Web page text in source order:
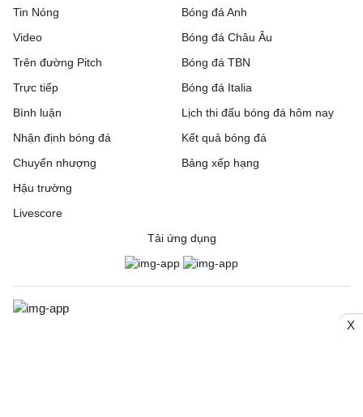
Tin Nóng
Video
Trên đường Pitch
Trực tiếp
Bóng đá Anh
Bóng đá Châu Âu
Bóng đá TBN
Bóng đá Italia
Bình luận
Nhận định bóng đá
Chuyển nhượng
Hậu trường
Livescore
Lịch thi đấu bóng đá hôm nay
Kết quả bóng đá
Bảng xếp hạng
Tải ứng dụng
X